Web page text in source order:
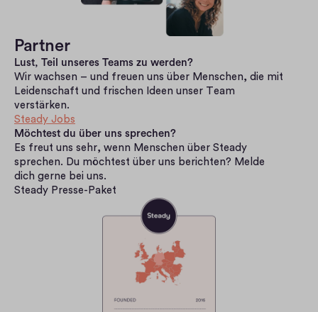
Partner
Lust, Teil unseres Teams zu werden?
Wir wachsen – und freuen uns über Menschen, die mit
Leidenschaft und frischen Ideen unser Team
verstärken.
Steady Jobs
Möchtest du über uns sprechen?
Es freut uns sehr, wenn Menschen über Steady
sprechen. Du möchtest über uns berichten? Melde
dich gerne bei uns.
Steady Presse-Paket